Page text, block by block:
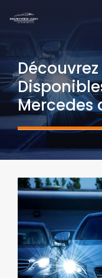
contenu
Mercedes